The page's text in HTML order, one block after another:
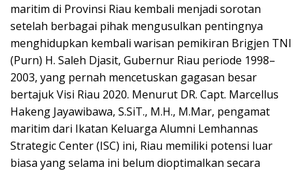
maritim di Provinsi Riau kembali menjadi sorotan
setelah berbagai pihak mengusulkan pentingnya
menghidupkan kembali warisan pemikiran Brigjen TNI
(Purn) H. Saleh Djasit, Gubernur Riau periode 1998–
2003, yang pernah mencetuskan gagasan besar
bertajuk Visi Riau 2020. Menurut DR. Capt. Marcellus
Hakeng Jayawibawa, S.SiT., M.H., M.Mar, pengamat
maritim dari Ikatan Keluarga Alumni Lemhannas
Strategic Center (ISC) ini, Riau memiliki potensi luar
biasa yang selama ini belum dioptimalkan secara